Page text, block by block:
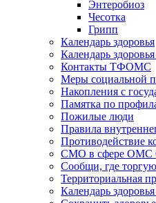
Энтеробиоз
Чесотка
Грипп
Календарь здоровья
Календарь
Контакты ТФОМС
Меры социальной
Накопления с
Памятка по
Пожилые люди
Правила
Противодействие
СМО в сфере ОМС
Сообщи, где
Территориальная
Календарь